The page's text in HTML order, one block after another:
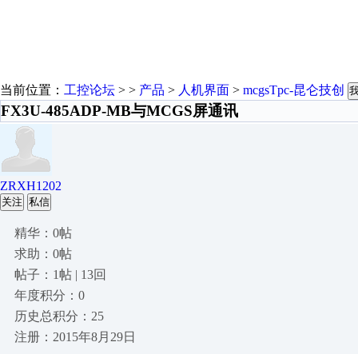
当前位置： 工控论坛 > > 产品 > 人机界面 > mcgsTpc-昆仑技创
FX3U-485ADP-MB与MCGS屏通讯
ZRXH1202
关注 私信
精华：0帖
求助：0帖
帖子：1帖 | 13回
年度积分：0
历史总积分：25
注册：2015年8月29日